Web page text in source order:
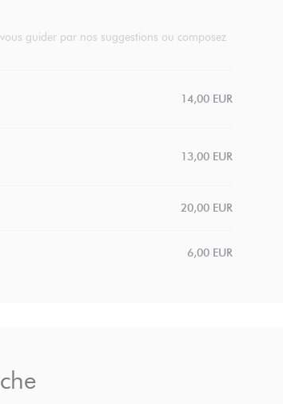
guider par nos suggestions ou composez
14,00 EUR
13,00 EUR
20,00 EUR
6,00 EUR